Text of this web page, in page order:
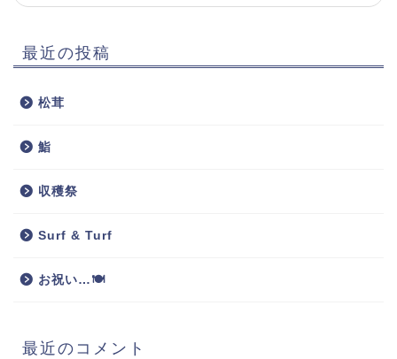
最近の投稿
松茸
鮨
収穫祭
Surf & Turf
お祝い…🍽
最近のコメント